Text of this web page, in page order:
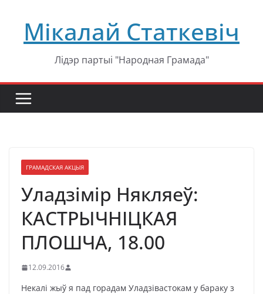
содержимому
Мікалай Статкевіч
Лідэр партыі "Народная Грамада"
ГРАМАДСКАЯ АКЦЫЯ
Уладзімір Някляеў:
КАСТРЫЧНІЦКАЯ
ПЛОШЧА, 18.00
12.09.2016
Некалі жыў я пад горадам Уладзівастокам у бараку з